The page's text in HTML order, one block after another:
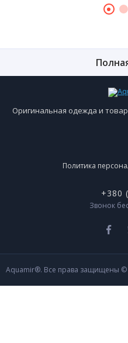
Оригинальная одежда и
Политика
+380
Звонок
Aquamir®. Все права защищены ©